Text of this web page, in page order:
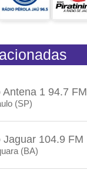
Antena 1 94.7 FM
(SP)
Jaguar 104.9 FM
(BA)